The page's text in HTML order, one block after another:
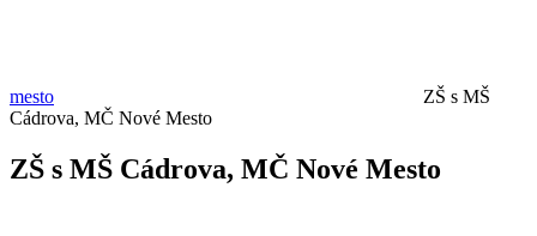
mesto
ZŠ s MŠ
Cádrova, MČ Nové Mesto
ZŠ s MŠ Cádrova, MČ Nové Mesto